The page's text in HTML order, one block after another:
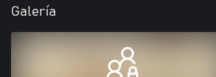
Galería